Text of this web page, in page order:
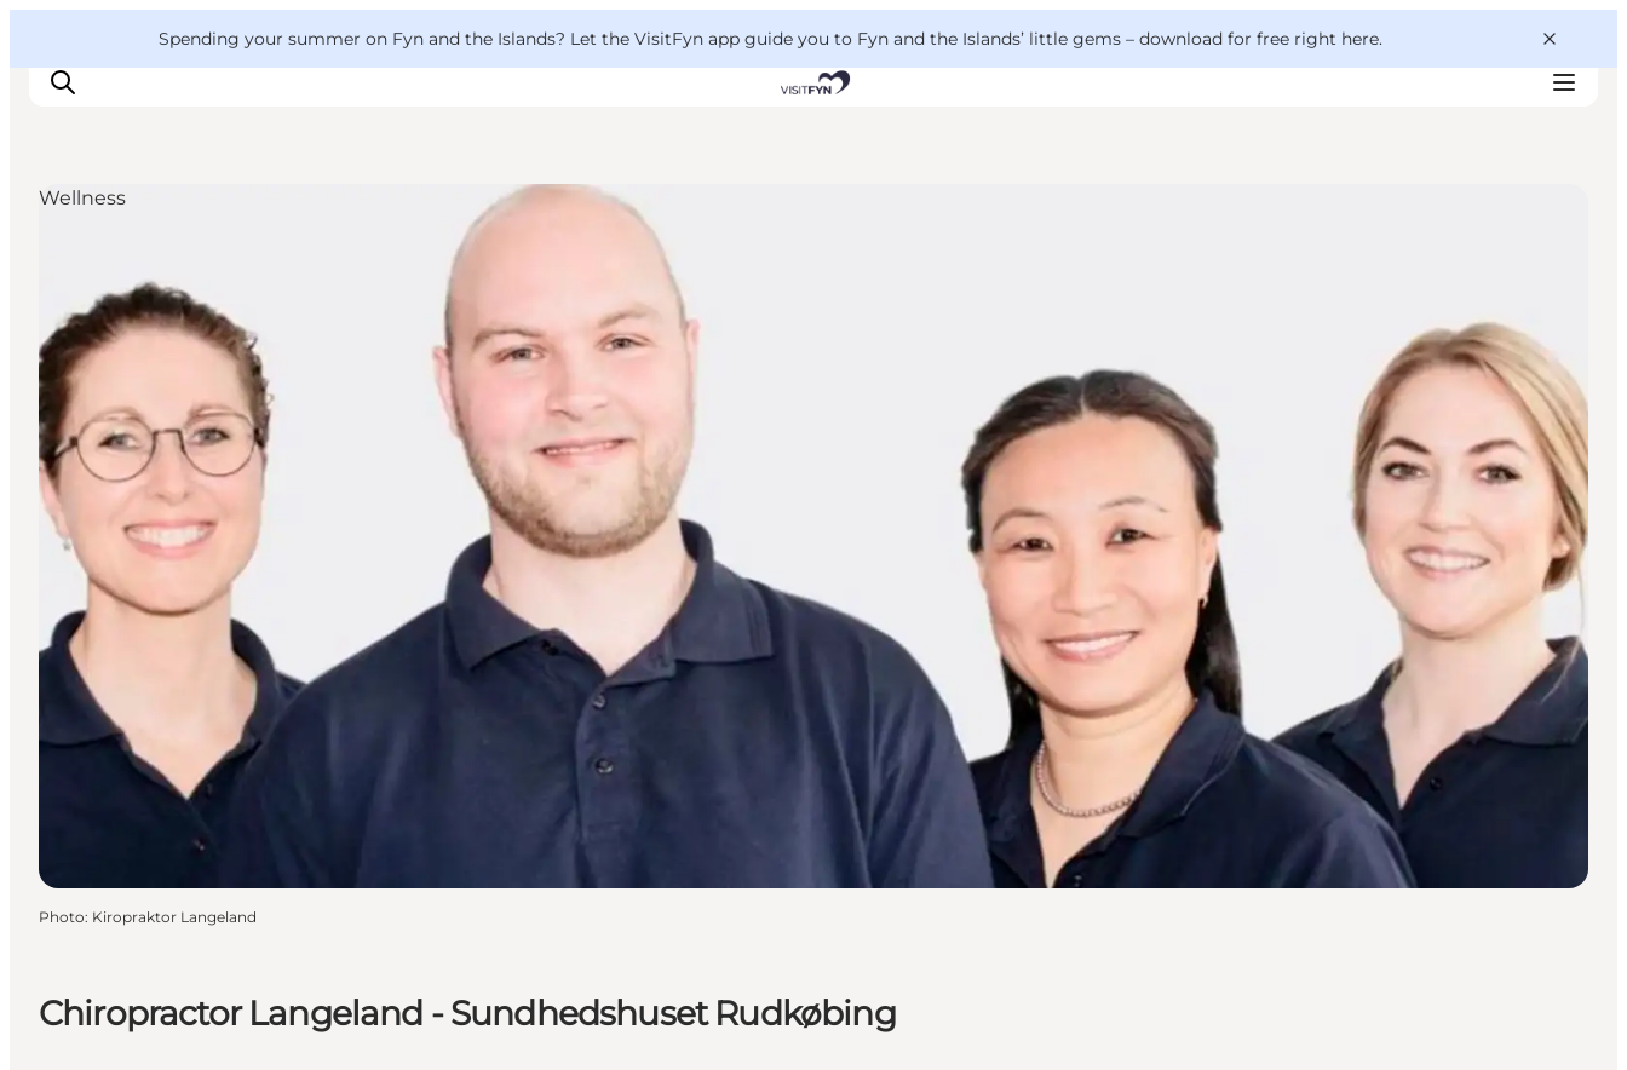
Spending your summer on Fyn and the Islands? Let the VisitFyn app guide you to Fyn and the Islands’ little gems – download for free right here.
Outdoor and bike
Where to eat
Where to stay
Chiropractor Langeland - Sundhedshuset Rudkøbing
Wellness
Photo: Kiropraktor Langeland